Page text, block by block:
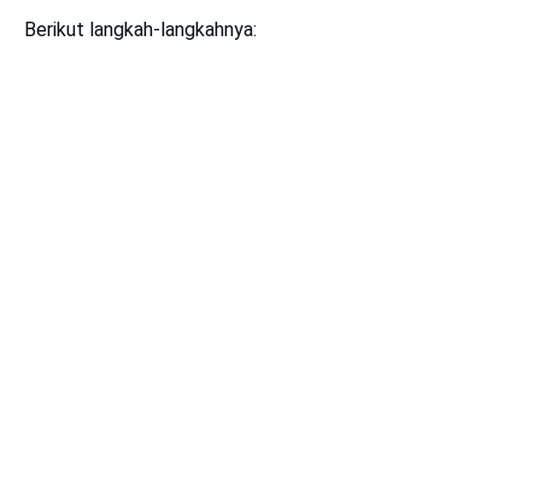
Berikut langkah-langkahnya: